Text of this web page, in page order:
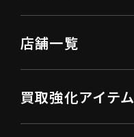
店舗一覧
買取強化アイテム